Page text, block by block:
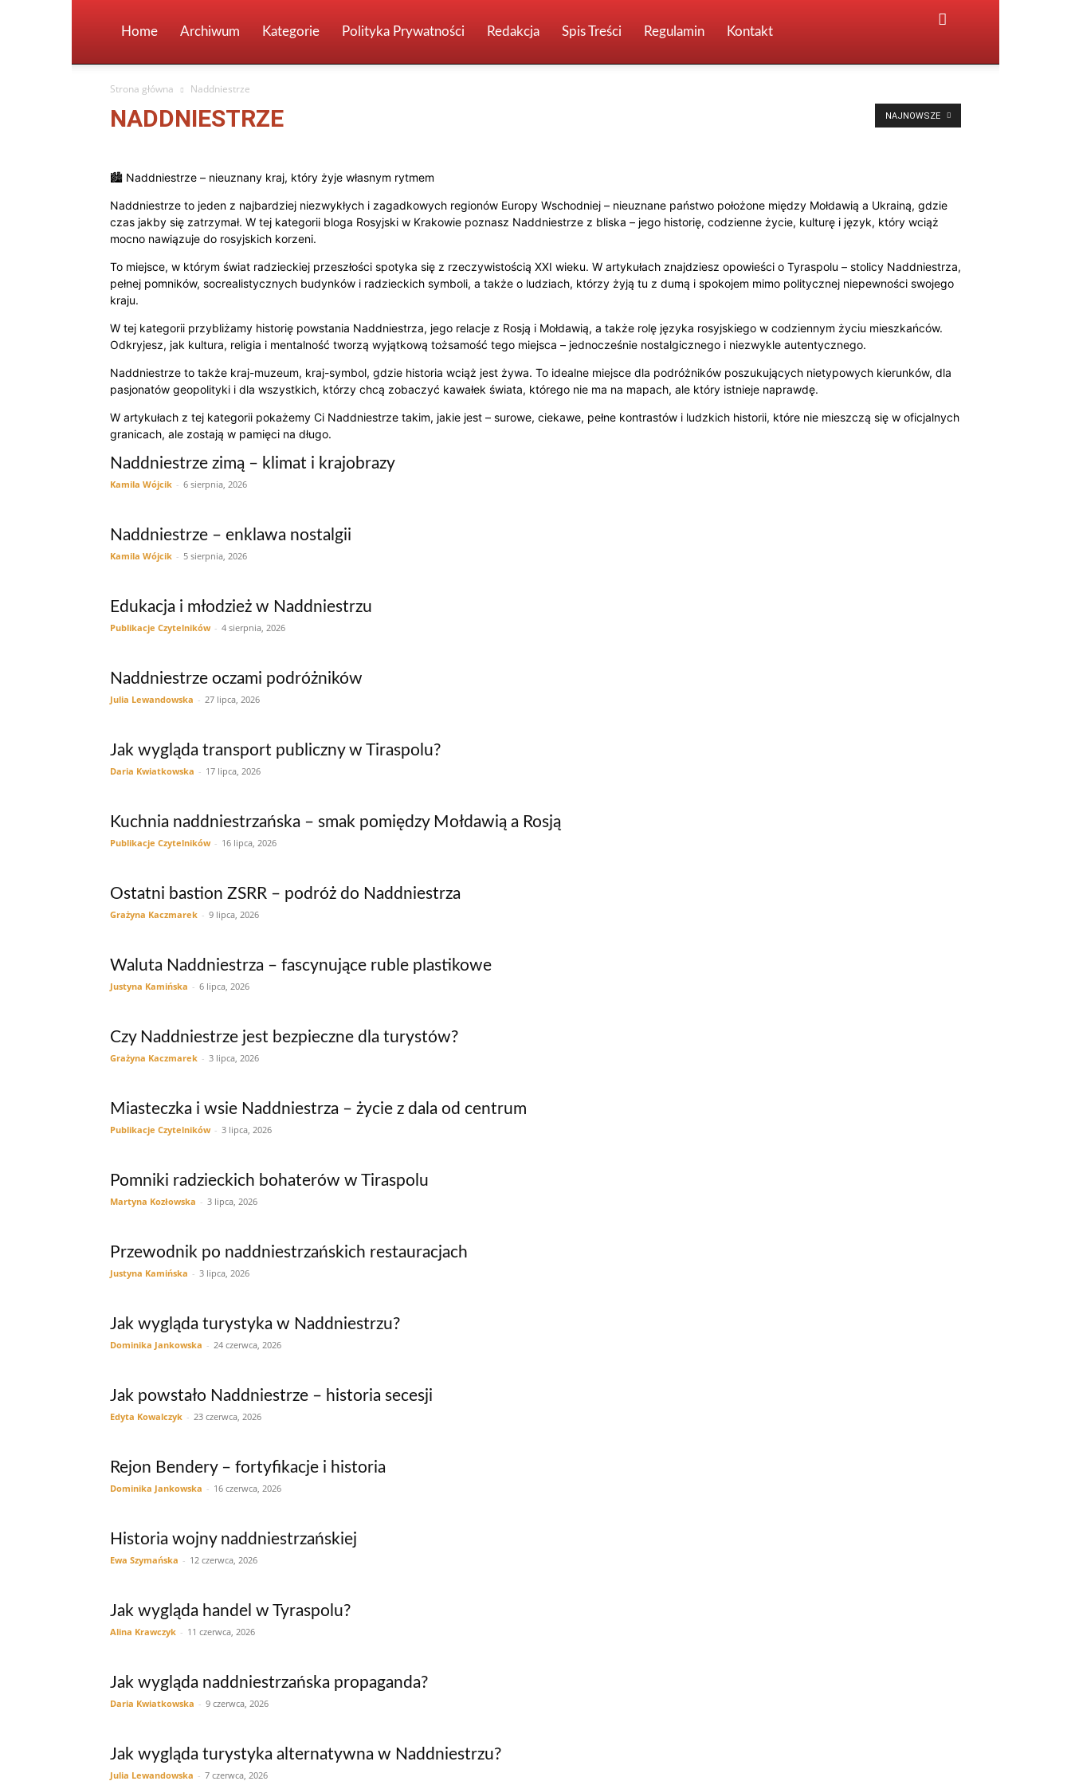
Home Archiwum Kategorie Polityka Prywatności Redakcja Spis Treści Regulamin Kontakt
Strona główna Naddniestrze
NADDNIESTRZE
Jarosław
Jekaterynburg Język Rosyjski Kazachstan Kazań Kirgistan (Kirgizja)
Machaczkała
Mołdawia Moskwa Naddniestrze Niżny Nowogród Nowosybirsk Omsk
Orenburg
Osetia Południowa
Perm Petersburg Pytania od czytelników Rostów nad Donem Rosyjskie miasta
Rosyjskiwkrakowie
Samara
Saratów Strefa Czytelników Tadżykistan
Uljanowsk
Uzbekistan Władywostok Wołgograd Woroneż
🏙️ Naddniestrze – nieuznany kraj, który żyje własnym rytmem
Naddniestrze to jeden z najbardziej niezwykłych i zagadkowych regionów Europy Wschodniej – nieuznane państwo położone między Mołdawią a Ukrainą, gdzie
czas jakby się zatrzymał. W tej kategorii bloga Rosyjski w Krakowie poznasz Naddniestrze z bliska – jego historię, codzienne życie, kulturę i język, który wciąż
mocno nawiązuje do rosyjskich korzeni.
To miejsce, w którym świat radzieckiej przeszłości spotyka się z rzeczywistością XXI wieku. W artykułach znajdziesz opowieści o Tyraspolu – stolicy Naddniestrza,
pełnej pomników, socrealistycznych budynków i radzieckich symboli, a także o ludziach, którzy żyją tu z dumą i spokojem mimo politycznej niepewności swojego
kraju.
W tej kategorii przybliżamy historię powstania Naddniestrza, jego relacje z Rosją i Mołdawią, a także rolę języka rosyjskiego w codziennym życiu mieszkańców.
Odkryjesz, jak kultura, religia i mentalność tworzą wyjątkową tożsamość tego miejsca – jednocześnie nostalgicznego i niezwykle autentycznego.
Naddniestrze to także kraj-muzeum, kraj-symbol, gdzie historia wciąż jest żywa. To idealne miejsce dla podróżników poszukujących nietypowych kierunków, dla
pasjonatów geopolityki i dla wszystkich, którzy chcą zobaczyć kawałek świata, którego nie ma na mapach, ale który istnieje naprawdę.
W artykułach z tej kategorii pokażemy Ci Naddniestrze takim, jakie jest – surowe, ciekawe, pełne kontrastów i ludzkich historii, które nie mieszczą się w oficjalnych
granicach, ale zostają w pamięci na długo.
NAJNOWSZE
Naddniestrze zimą – klimat i krajobrazy
Kamila Wójcik - 6 sierpnia, 2026
Naddniestrze – enklawa nostalgii
Kamila Wójcik - 5 sierpnia, 2026
Edukacja i młodzież w Naddniestrzu
Publikacje Czytelników - 4 sierpnia, 2026
Naddniestrze oczami podróżników
Julia Lewandowska - 27 lipca, 2026
Jak wygląda transport publiczny w Tiraspolu?
Daria Kwiatkowska - 17 lipca, 2026
Kuchnia naddniestrzańska – smak pomiędzy Mołdawią a Rosją
Publikacje Czytelników - 16 lipca, 2026
Ostatni bastion ZSRR – podróż do Naddniestrza
Grażyna Kaczmarek - 9 lipca, 2026
Waluta Naddniestrza – fascynujące ruble plastikowe
Justyna Kamińska - 6 lipca, 2026
Czy Naddniestrze jest bezpieczne dla turystów?
Grażyna Kaczmarek - 3 lipca, 2026
Miasteczka i wsie Naddniestrza – życie z dala od centrum
Publikacje Czytelników - 3 lipca, 2026
Pomniki radzieckich bohaterów w Tiraspolu
Martyna Kozłowska - 3 lipca, 2026
Przewodnik po naddniestrzańskich restauracjach
Justyna Kamińska - 3 lipca, 2026
Jak wygląda turystyka w Naddniestrzu?
Dominika Jankowska - 24 czerwca, 2026
Jak powstało Naddniestrze – historia secesji
Edyta Kowalczyk - 23 czerwca, 2026
Rejon Bendery – fortyfikacje i historia
Dominika Jankowska - 16 czerwca, 2026
Historia wojny naddniestrzańskiej
Ewa Szymańska - 12 czerwca, 2026
Jak wygląda handel w Tyraspolu?
Alina Krawczyk - 11 czerwca, 2026
Jak wygląda naddniestrzańska propaganda?
Daria Kwiatkowska - 9 czerwca, 2026
Jak wygląda turystyka alternatywna w Naddniestrzu?
Julia Lewandowska - 7 czerwca, 2026